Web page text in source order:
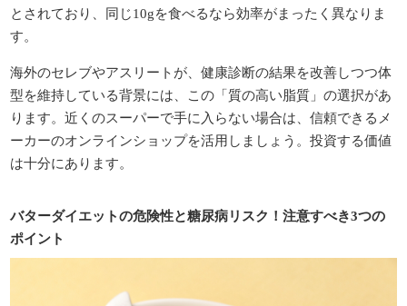
とされており、同じ10gを食べるなら効率がまったく異なりま
す。
海外のセレブやアスリートが、健康診断の結果を改善しつつ体
型を維持している背景には、この「質の高い脂質」の選択があ
ります。近くのスーパーで手に入らない場合は、信頼できるメ
ーカーのオンラインショップを活用しましょう。投資する価値
は十分にあります。
バターダイエットの危険性と糖尿病リスク！注意すべき3つの
ポイント